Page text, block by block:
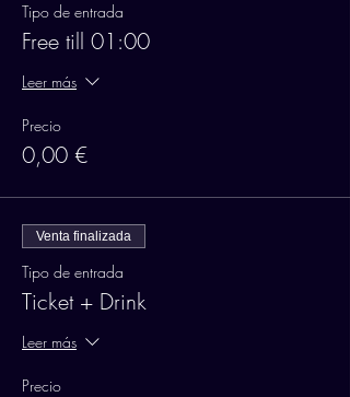
Tipo de entrada
Free till 01:00
Leer más
Precio
0,00 €
Venta finalizada
Tipo de entrada
Ticket + Drink
Leer más
Precio